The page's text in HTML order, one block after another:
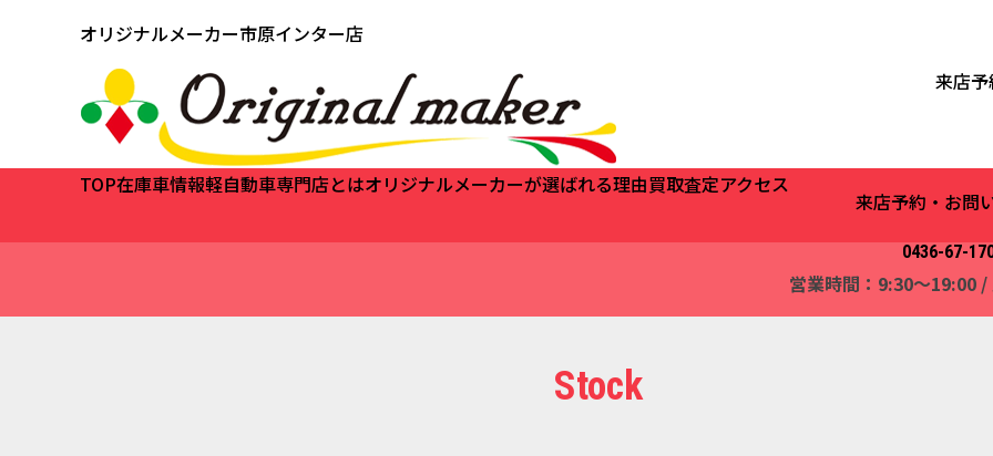
オリジナルメーカー市原インター店
来店
TOP在庫車情報軽自動車専門店とはオリジナルメーカーが選ばれる理由買取査定アクセス
来店予約・お問
0436-67-
営業時間：9:30～19:00
Stock